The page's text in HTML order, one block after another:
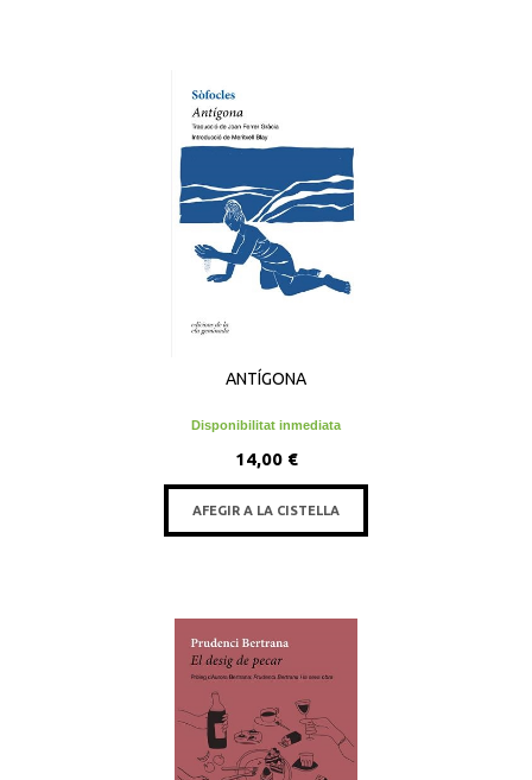
ANTÍGONA
Disponibilitat inmediata
14,00 €
AFEGIR A LA CISTELLA